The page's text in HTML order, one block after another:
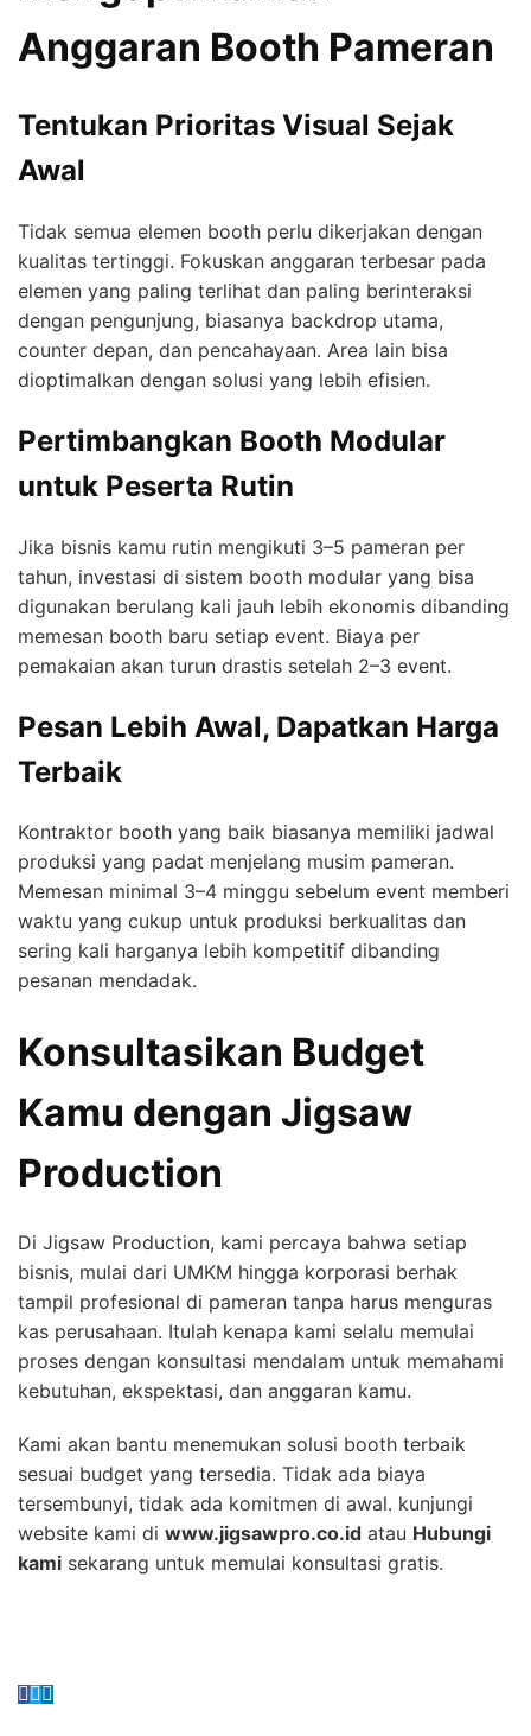
Anggaran Booth Pameran
Tentukan Prioritas Visual Sejak
Awal
Tidak semua elemen booth perlu dikerjakan dengan
kualitas tertinggi. Fokuskan anggaran terbesar pada
elemen yang paling terlihat dan paling berinteraksi
dengan pengunjung, biasanya backdrop utama,
counter depan, dan pencahayaan. Area lain bisa
dioptimalkan dengan solusi yang lebih efisien.
Pertimbangkan Booth Modular
untuk Peserta Rutin
Jika bisnis kamu rutin mengikuti 3–5 pameran per
tahun, investasi di sistem booth modular yang bisa
digunakan berulang kali jauh lebih ekonomis dibanding
memesan booth baru setiap event. Biaya per
pemakaian akan turun drastis setelah 2–3 event.
Pesan Lebih Awal, Dapatkan Harga
Terbaik
Kontraktor booth yang baik biasanya memiliki jadwal
produksi yang padat menjelang musim pameran.
Memesan minimal 3–4 minggu sebelum event memberi
waktu yang cukup untuk produksi berkualitas dan
sering kali harganya lebih kompetitif dibanding
pesanan mendadak.
Konsultasikan Budget
Kamu dengan Jigsaw
Production
Di Jigsaw Production, kami percaya bahwa setiap
bisnis, mulai dari UMKM hingga korporasi berhak
tampil profesional di pameran tanpa harus menguras
kas perusahaan. Itulah kenapa kami selalu memulai
proses dengan konsultasi mendalam untuk memahami
kebutuhan, ekspektasi, dan anggaran kamu.
Kami akan bantu menemukan solusi booth terbaik
sesuai budget yang tersedia. Tidak ada biaya
tersembunyi, tidak ada komitmen di awal. kunjungi
website kami di www.jigsawpro.co.id atau Hubungi
kami sekarang untuk memulai konsultasi gratis.